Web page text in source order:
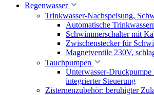
Regenwasser
Trinkwasser-Nachspeisung,
Automatische
Schwimmerschalter mit
Zwischenstecker für
Magnetventile 230V,
Tauchpumpen
Unterwasser-
integrierter Steuerung
Zisternenzubehör: beruhigter